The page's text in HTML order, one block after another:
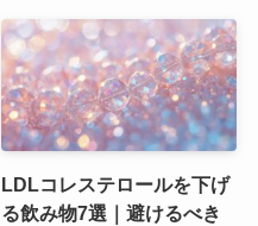
LDLコレステロールを下げ
る飲み物7選｜避けるべき